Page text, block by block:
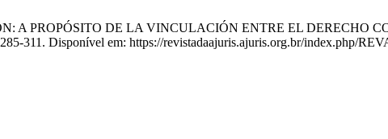
A PROPÓSITO DE LA VINCULACIÓN ENTRE EL DERECHO
311. Disponível em: https://revistadaajuris.ajuris.org.br/index.php/